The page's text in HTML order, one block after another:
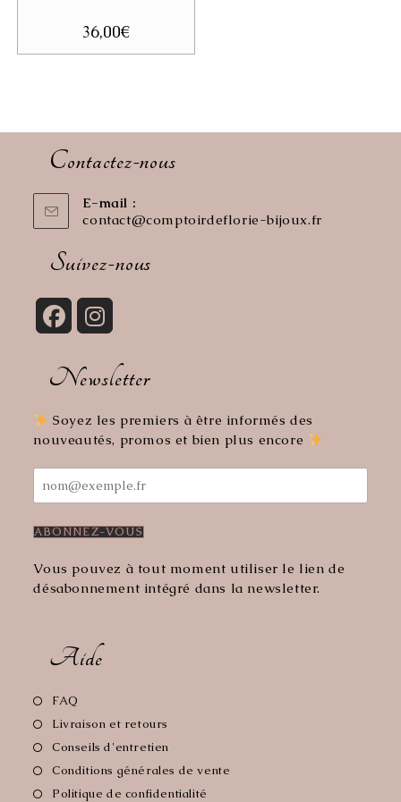
36,00€
Contactez-nous
E-mail :
contact@comptoirdeflorie-bijoux.frS’ouvre
Suivez-nous
un
onglet
un
onglet
Newsletter
Soyez les premiers à être informés des
nouveautés, promos et bien plus encore
Vous pouvez à tout moment utiliser le lien de
désabonnement intégré dans la newsletter.
Aide
FAQ
dans
nouvel
onglet
Livraison et retours
nouvel
onglet
Conseils d'entretien
dans
Conditions générales de vente
Politique de confidentialité